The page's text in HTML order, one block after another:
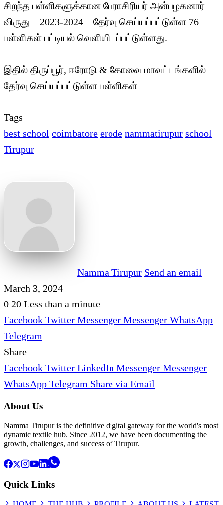
சிறந்த பள்ளிகளுக்கான பேராசிரியர் அன்பழகனார்
விருது – 2023-2024 – தேர்வு செய்யப்பட்டுள்ள 76
பள்ளிகள் பட்டியல் வெளியிடப்பட்டுள்ளது.
இதில் திருப்பூர், ஈரோடு & கோவை மாவட்டங்களில்
தேர்வு செய்யப்பட்டுள்ள பள்ளிகள்
Tags
best school coimbatore erode nammatirupur school
Tirupur
Namma Tirupur Send an email
March 3, 2024
0 20 Less than a minute
Facebook Twitter Messenger Messenger WhatsApp
Telegram
Share
Facebook Twitter LinkedIn Messenger Messenger
WhatsApp Telegram Share via Email
About Us
Namma Tirupur is the definitive digital gateway for the world's most
dynamic textile hub. Since 2012, we have been documenting the
growth, challenges, and success of Tirupur.
Quick Links